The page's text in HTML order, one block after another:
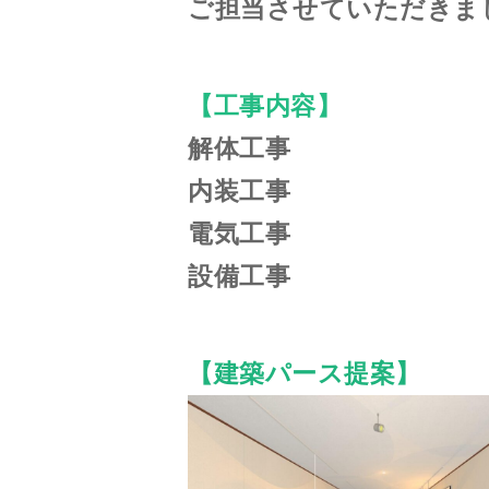
ご担当させていただきま
【工事内容】
解体工事
内装工事
電気工事
設備工事
【建築パース提案】